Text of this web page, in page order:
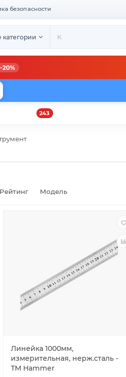
безопасности
категории
243
Рейтинг Модель
Линейка 1000мм,
измерительная, нерж.сталь -
ТМ Hammer